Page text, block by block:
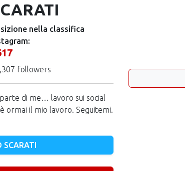
nella classifica
followers
di me… lavoro sui social
ormai il mio lavoro. Seguitemi.